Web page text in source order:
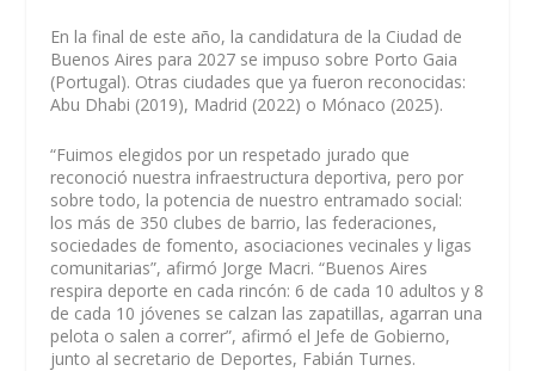
En la final de este año, la candidatura de la Ciudad de
Buenos Aires para 2027 se impuso sobre Porto Gaia
(Portugal). Otras ciudades que ya fueron reconocidas:
Abu Dhabi (2019), Madrid (2022) o Mónaco (2025).
“Fuimos elegidos por un respetado jurado que
reconoció nuestra infraestructura deportiva, pero por
sobre todo, la potencia de nuestro entramado social:
los más de 350 clubes de barrio, las federaciones,
sociedades de fomento, asociaciones vecinales y ligas
comunitarias”, afirmó Jorge Macri. “Buenos Aires
respira deporte en cada rincón: 6 de cada 10 adultos y 8
de cada 10 jóvenes se calzan las zapatillas, agarran una
pelota o salen a correr”, afirmó el Jefe de Gobierno,
junto al secretario de Deportes, Fabián Turnes.